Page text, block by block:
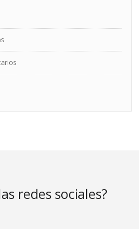
redes sociales?